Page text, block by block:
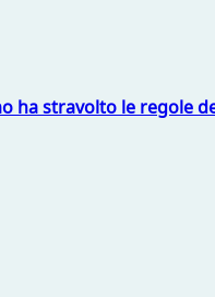
ha stravolto le regole